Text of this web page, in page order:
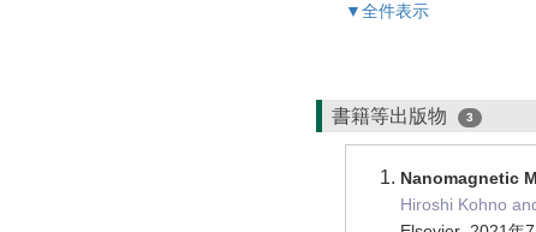
▼全件表示
書籍等出版物 3
Nanomagnetic
Hiroshi Kohno